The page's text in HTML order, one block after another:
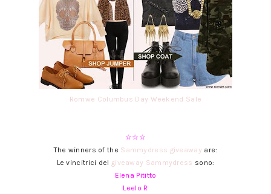
Romwe Columbus Day Weekend Sale
☆☆☆
The winners of the Sammydress giveaway are:
Le vincitrici del giveaway Sammydress sono:
Elena Pititto
Leelo R